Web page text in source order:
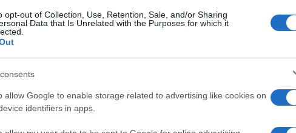
opt-out of Collection, Use, Retention, Sale, and/or Sharing
Data that Is Unrelated with the Purposes for which it
allow Google to enable storage related to advertising like cookies on
identifiers in apps.
letno izposodijo okoli 50.000 enot gradiva.
trenutno 13 zaposlenih in ima polegmislinjske
kjer sta ti urejeni v tamkajšnjih šolah.
Preizkusi zdaj